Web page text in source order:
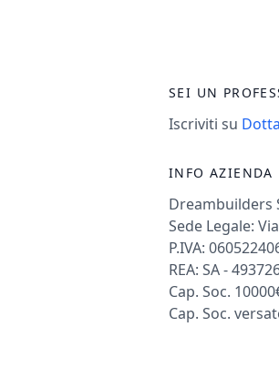
SEI UN
Iscriviti su
INFO AZIENDA
Dreambuilders
Sede Legale:
P.IVA:
REA: SA -
Cap. Soc.
Cap. Soc.